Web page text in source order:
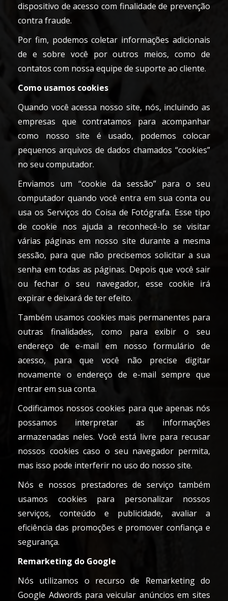
dispositivo de acesso com finalidade de prevenção
contra fraude.
Por fim, podemos coletar informações adicionais
de e sobre você por outros meios, como de
contatos com nossa equipe de suporte ao cliente.
Como usamos cookies
Quando você acessa nosso site, nós, incluindo as
empresas que contratamos para acompanhar
como nosso site é usado, podemos colocar
pequenos arquivos de dados chamados “cookies”
no seu computador.
Enviamos um “cookie da sessão” para o seu
computador quando você entra em sua conta ou
usa os Serviços do Coisa de Fotógrafa. Esse tipo
de cookie nos ajuda a reconhecê-lo se visitar
várias páginas em nosso site durante a mesma
sessão, para que não precisemos solicitar a sua
senha em todas as páginas. Depois que você sair
ou fechar o seu navegador, esse cookie irá
expirar e deixará de ter efeito.
Também usamos cookies mais permanentes para
outras finalidades, como para exibir o seu
endereço de e-mail em nosso formulário de
acesso, para que você não precise digitar
novamente o endereço de e-mail sempre que
entrar em sua conta.
Codificamos nossos cookies para que apenas nós
possamos interpretar as informações
armazenadas neles. Você está livre para recusar
nossos cookies caso o seu navegador permita,
mas isso pode interferir no uso do nosso site.
Nós e nossos prestadores de serviço também
usamos cookies para personalizar nossos
serviços, conteúdo e publicidade, avaliar a
eficiência das promoções e promover confiança e
segurança.
Remarketing do Google
Nós utilizamos o recurso de Remarketing do
Google Adwords para veicular anúncios em sites